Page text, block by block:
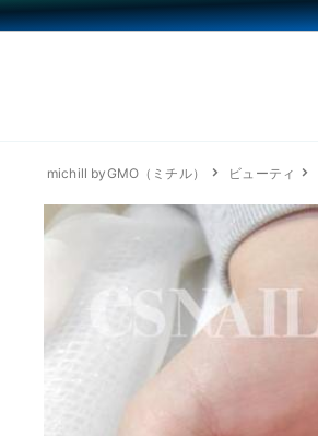
michill byGMO（ミチル） ビューティ